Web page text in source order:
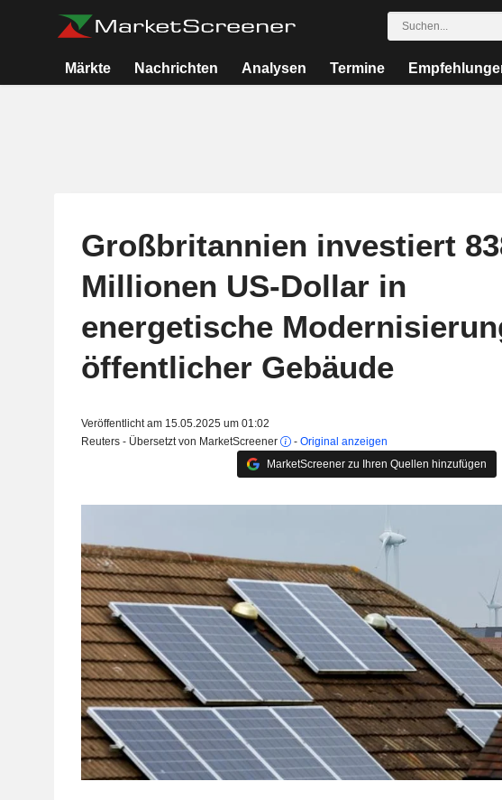
Märkte Nachrichten Analysen Termine
Großbritannien investiert
Millionen US-Dollar in
energetische
öffentlicher Gebäude
Veröffentlicht am 15.05.2025 um 01:02
Reuters - Übersetzt von MarketScreener
- Original anzeigen
MarketScreener zu Ihren Quellen hinzufügen